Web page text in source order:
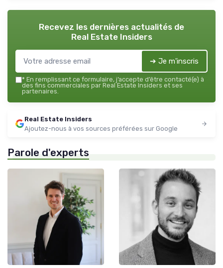
Recevez les dernières actualités de
Real Estate Insiders
➔ Je m'inscris
* En remplissant ce formulaire, j’accepte d’être contacté(e) à
des fins commerciales par Real Estate Insiders et ses
partenaires.
Real Estate Insiders
Ajoutez-nous à vos sources préférées sur Google
Parole d'experts